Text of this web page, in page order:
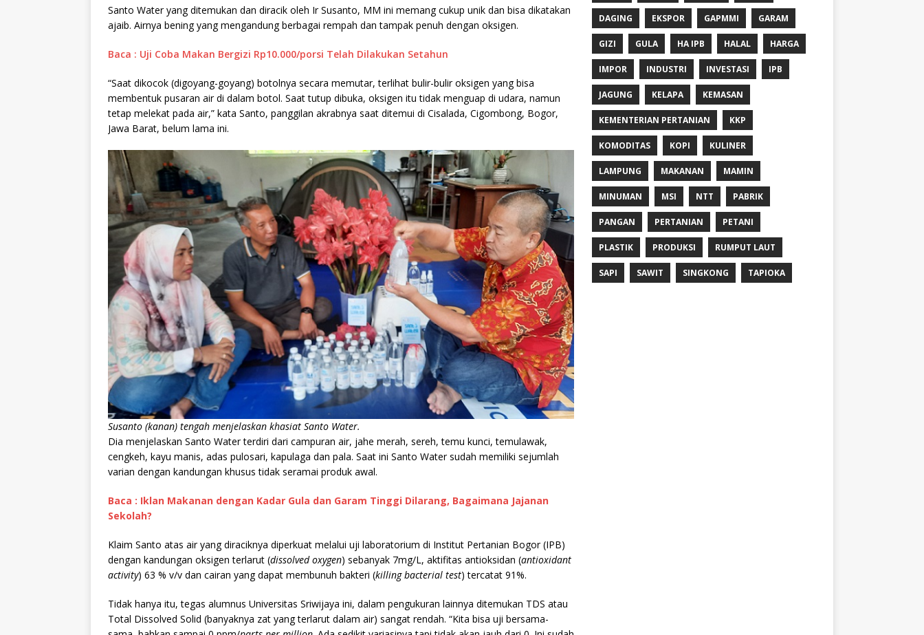
Santo Water yang ditemukan dan diracik oleh Ir Susanto, MM ini memang cukup unik dan bisa dikatakan
ajaib. Airnya bening yang mengandung berbagai rempah dan tampak penuh dengan oksigen.
Baca : Uji Coba Makan Bergizi Rp10.000/porsi Telah Dilakukan Setahun
“Saat dikocok (digoyang-goyang) botolnya secara memutar, terlihat bulir-bulir oksigen yang bisa
membentuk pusaran air di dalam botol. Saat tutup dibuka, oksigen itu tidak menguap di udara, namun
tetap melekat pada air,” kata Santo, panggilan akrabnya saat ditemui di Cisalada, Cigombong, Bogor,
Jawa Barat, belum lama ini.
Susanto (kanan) tengah menjelaskan khasiat Santo Water.
Dia menjelaskan Santo Water terdiri dari campuran air, jahe merah, sereh, temu kunci, temulawak,
cengkeh, kayu manis, adas pulosari, kapulaga dan pala. Saat ini Santo Water sudah memiliki sejumlah
varian dengan kandungan khusus tidak seramai produk awal.
Baca : Iklan Makanan dengan Kadar Gula dan Garam Tinggi Dilarang, Bagaimana Jajanan
Sekolah?
Klaim Santo atas air yang diraciknya diperkuat melalui uji laboratorium di Institut Pertanian Bogor (IPB)
dengan kandungan oksigen terlarut (dissolved oxygen) sebanyak 7mg/L, aktifitas antioksidan (antioxidant
activity) 63 % v/v dan cairan yang dapat membunuh bakteri (killing bacterial test) tercatat 91%.
Tidak hanya itu, tegas alumnus Universitas Sriwijaya ini, dalam pengukuran lainnya ditemukan TDS atau
Total Dissolved Solid (banyaknya zat yang terlarut dalam air) sangat rendah. “Kita bisa uji bersama-
DAGING EKSPOR GAPMMI GARAM
GIZI GULA HA IPB HALAL HARGA
IMPOR INDUSTRI INVESTASI IPB
JAGUNG KELAPA KEMASAN
KEMENTERIAN PERTANIAN KKP
KOMODITAS KOPI KULINER
LAMPUNG MAKANAN MAMIN
MINUMAN MSI NTT PABRIK
PANGAN PERTANIAN PETANI
PLASTIK PRODUKSI RUMPUT LAUT
SAPI SAWIT SINGKONG TAPIOKA